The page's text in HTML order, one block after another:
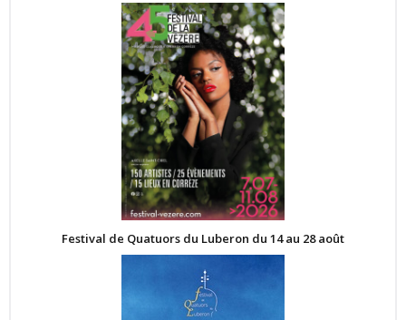
Festival de Quatuors du Luberon du 14 au 28 août